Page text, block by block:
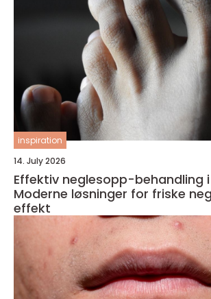
inspiration
14. July 2026
Effektiv neglesopp-behandling i
Moderne løsninger for friske
effekt